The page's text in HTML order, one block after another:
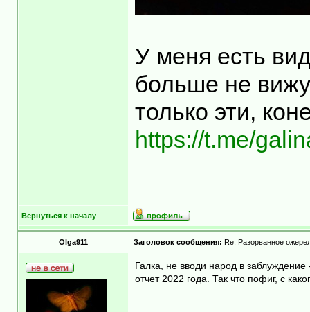
У меня есть
больше не
только эти,
https://t.me/
Вернуться к началу
Olga911 Заголовок сообщения: Re: Разорванное
Галка, не вводи народ в
отчет 2022 года. Так что пофиг, с